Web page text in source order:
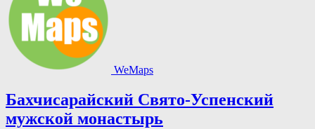
WeMaps
Бахчисарайский Свято-Успенский
мужской монастырь